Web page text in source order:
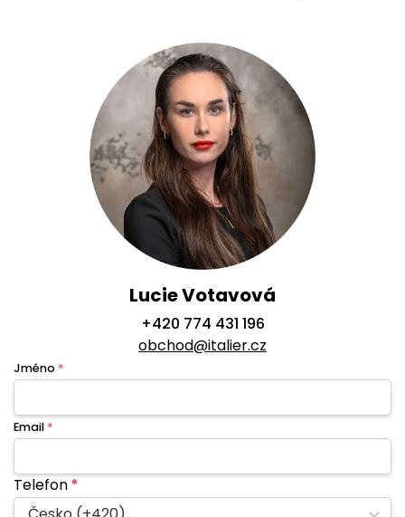
Lucie Votavová
+420 774 431 196
obchod@italier.cz
Jméno *
Email *
Telefon*